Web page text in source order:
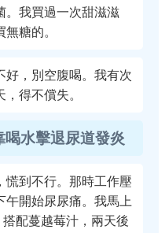
。我買過一次甜滋滋
糖的。
好，別空腹喝。我有次
得不償失。
水擊退尿道發炎
慌到不行。那時工作壓
午開始尿尿痛。我馬上
配蔓越莓汁，兩天後